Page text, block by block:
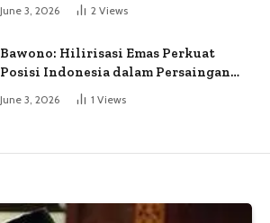
June 3, 2026 2 Views
Bawono: Hilirisasi Emas Perkuat
Posisi Indonesia dalam Persaingan
Industri Global
June 3, 2026 1 Views